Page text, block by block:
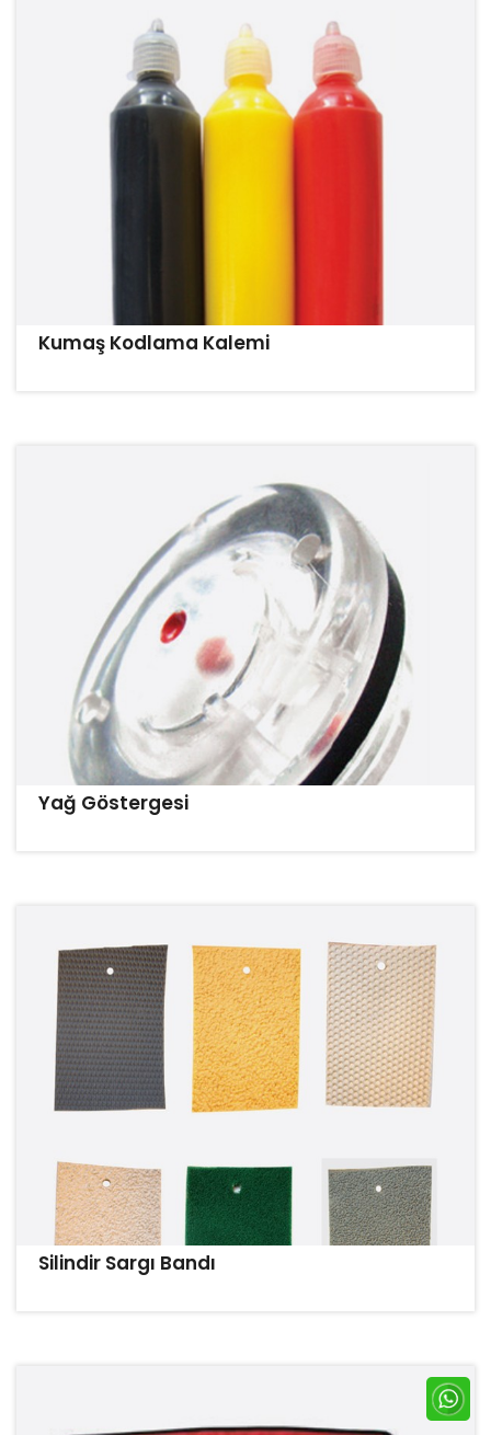
Kumaş Kodlama Kalemi
Yağ Göstergesi
Silindir Sargı Bandı